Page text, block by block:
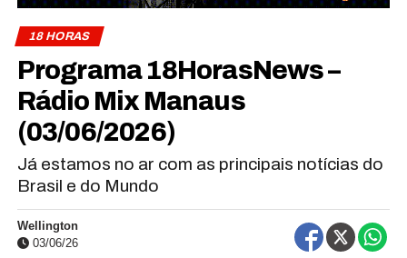
18 HORAS
Programa 18HorasNews​​​​​​​​​​​​ –
Rádio Mix Manaus
(03/06/2026)
Já estamos no ar com as principais notícias do
Brasil e do Mundo
Wellington
03/06/26